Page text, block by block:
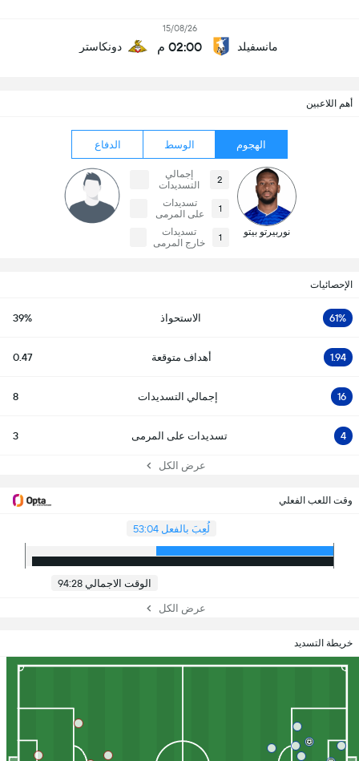
مانسفيلد
15/08/26
02:00 م دونكاستر
أهم اللاعبين
الهجوم الوسط الدفاع
نوربيرتو بيتو
2
إجمالي
التسديدات
1
تسديدات
على المرمى
1
تسديدات
خارج المرمى
الإحصائيات
61% الاستحواذ 39%
1.94 أهداف متوقعة 0.47
16 إجمالي التسديدات 8
4 تسديدات على المرمى 3
عرض الكل
وقت اللعب الفعلي
لُعِبَ بالفعل 53:04
الوقت الاجمالي 94:28
عرض الكل
خريطة التسديد